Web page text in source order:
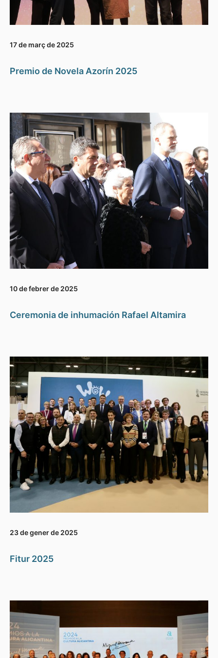
17 de març de 2025
Premio de Novela Azorín 2025
10 de febrer de 2025
Ceremonia de inhumación Rafael Altamira
23 de gener de 2025
Fitur 2025